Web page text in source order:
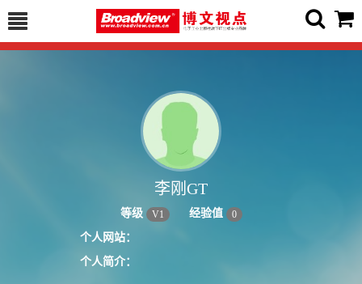
李刚GT
等级 V1 经验值 0
个人网站：
个人简介：